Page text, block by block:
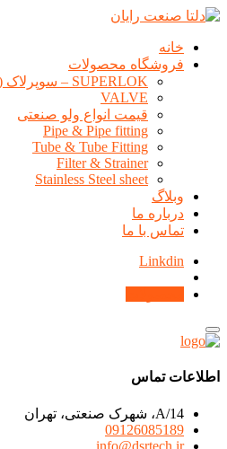
خانه
فروشگاه محصولات
SUPERLOK – سوپرلاک (کره جنوبی)
VALVE
قیمت انواع ولو صنعتی
Pipe & Pipe fitting
Tube & Tube Fitting
Filter & Strainer
Stainless Steel sheet
وبلاگ
درباره ما
تماس با ما
Linkdin
اطلاعات تماس
14/A، شهرک صنعتی، تهران
09126085189
info@dsrtech.ir